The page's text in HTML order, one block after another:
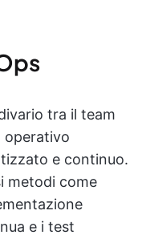
tra il team
operativo
e continuo.
metodi come
e i test